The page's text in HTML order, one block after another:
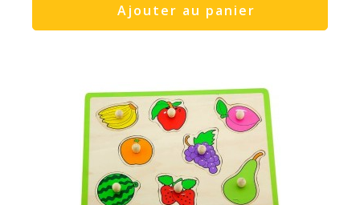
Ajouter au panier